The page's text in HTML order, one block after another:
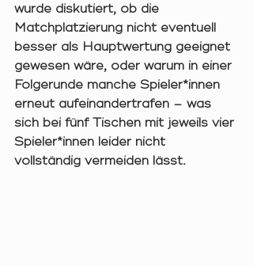
wurde diskutiert, ob die
Matchplatzierung nicht eventuell
besser als Hauptwertung geeignet
gewesen wäre, oder warum in einer
Folgerunde manche Spieler*innen
erneut aufeinandertrafen – was
sich bei fünf Tischen mit jeweils vier
Spieler*innen leider nicht
vollständig vermeiden lässt.